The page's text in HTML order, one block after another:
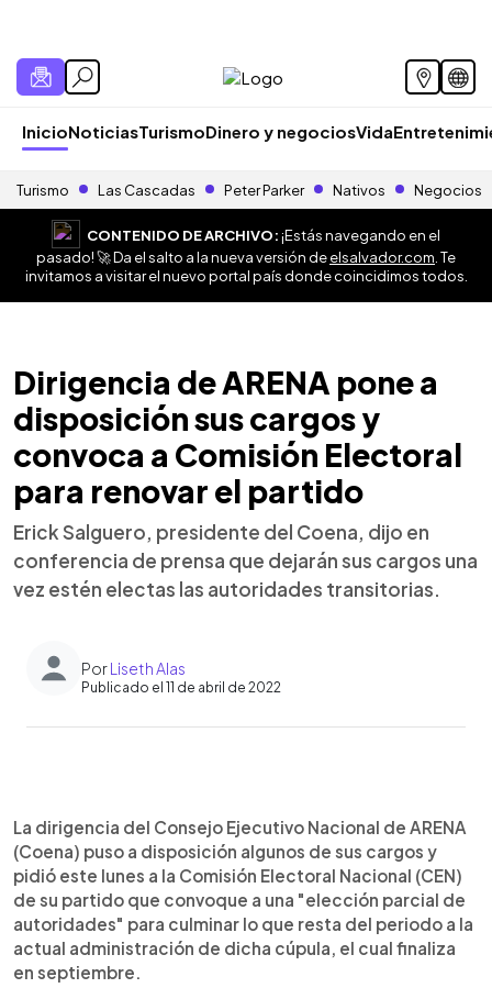
InicioNoticiasTurismoDinero y negociosVida
Turismo Las Cascadas Peter Parker Nativos Negocios
CONTENIDO DE ARCHIVO:¡Estás navegando en el
pasado! 🚀 Da el salto a la nueva versión deelsalvador.com . Te
invitamos a visitar el nuevo portal país donde coincidimos todos.
Dirigencia de ARENA pone a
disposición sus cargos y
convoca a Comisión Electoral
para renovar el partido
Erick Salguero, presidente del Coena, dijo en
conferencia de prensa que dejarán sus cargos una
vez estén electas las autoridades transitorias.
PorLiseth Alas
Publicado el 11 de abril de 2022
Escuchar artículo
La dirigencia del Consejo Ejecutivo Nacional de ARENA
(Coena) puso a disposición algunos de sus cargos y
pidió este lunes a la Comisión Electoral Nacional (CEN)
de su partido que convoque a una "elección parcial de
autoridades" para culminar lo que resta del periodo a la
actual administración de dicha cúpula, el cual finaliza
en septiembre.